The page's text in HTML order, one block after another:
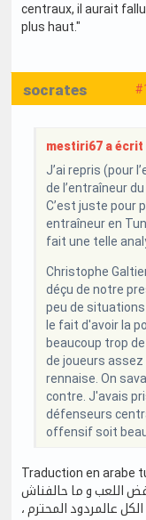
centraux, il aurait
plus haut."
socrates
mestiri67 a écrit
J’ai repris (pour
de l’entraîneur
C’est juste pour
entraîneur en
fait une telle
Christophe
déçu de notre
peu de
le fait d'avoir la
beaucoup trop
de joueurs
rennaise. On
contre. J'avais
défenseurs
offensif soit
Traduction en arabe
اللعب و ما حالفناش
عالمردود المحترم ،